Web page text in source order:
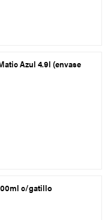
Azul 4.9l (envase
c/gatillo